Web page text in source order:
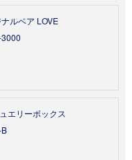
ルベア LOVE
エリーボックス